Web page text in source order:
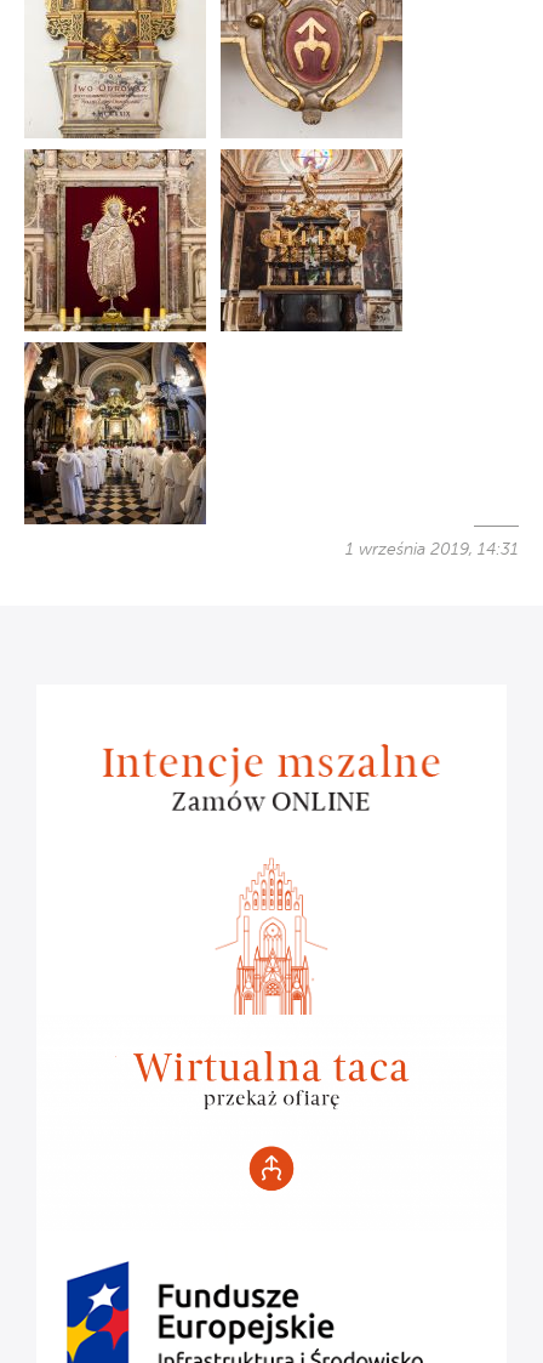
1 września 2019, 14:31